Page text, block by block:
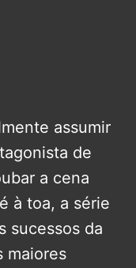
assumir
de
a cena
à toa, a série
sucessos da
maiores